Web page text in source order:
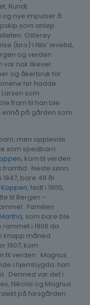
Rundt
nye impulser å
som anløp
Osterøy
(bro) i Nils’ levetid,
og verden
var nok likevel
og åkerbruk for
før hadde
Larsen som
fram til han ble
på gården som
men opplevde
som spedbarn.
, kom til verden
. Neste sønn,
1947, bare 49 år
Koppen, født i 1900,
til Bergen –
. Familien
Martha, som bare ble
i 1906 da
knapp måned
1907, kom
til verden . Magnus
i hjembygda; han
. Dermed var det i
Nikolai og Magnus
på farsgården.